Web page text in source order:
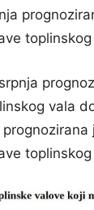
toplinskog
vala
toplinskog